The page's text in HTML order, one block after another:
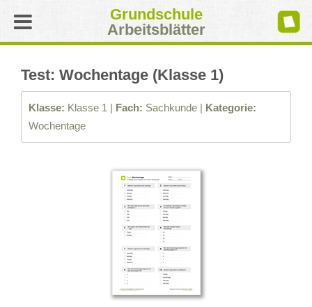
Grundschule
Arbeitsblätter
Test: Wochentage (Klasse 1)
Klasse: Klasse 1 | Fach: Sachkunde | Kategorie:
Wochentage